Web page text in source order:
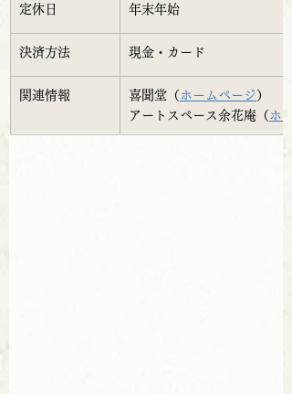
定休日 年末年始
決済方法 現金・カード
関連情報 喜聞堂（ ホームページ ）
アートスペース余花庵（ ホ